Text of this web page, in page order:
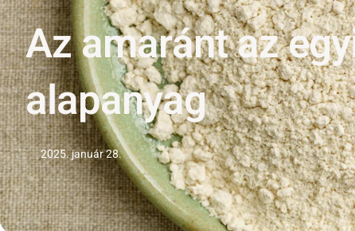
Az amaránt az
alapanyag
2025. január 28.